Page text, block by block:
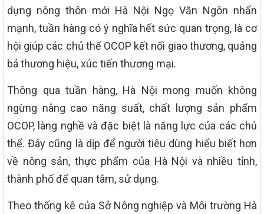
dựng nông thôn mới Hà Nội Ngọ Văn Ngôn nhấn
mạnh, tuần hàng có ý nghĩa hết sức quan trọng, là cơ
hội giúp các chủ thể OCOP kết nối giao thương, quảng
bá thương hiệu, xúc tiến thương mại.
Thông qua tuần hàng, Hà Nội mong muốn không
ngừng nâng cao năng suất, chất lượng sản phẩm
OCOP, làng nghề và đặc biệt là năng lực của các chủ
thể. Đây cũng là dịp để người tiêu dùng hiểu biết hơn
về nông sản, thực phẩm của Hà Nội và nhiều tỉnh,
thành phố để quan tâm, sử dụng.
Theo thống kê của Sở Nông nghiệp và Môi trường Hà